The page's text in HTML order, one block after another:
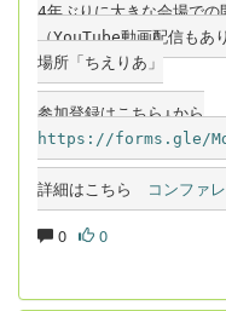
4年ぶりに大きな会場での
（YouTube動画配信もあ
場所「ちえりあ」
参加登録はこちら↓から
https://forms.gle/
詳細はこちら コンファ
0 0